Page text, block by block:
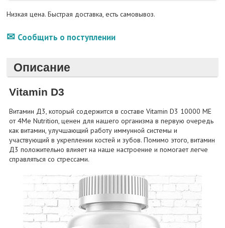
Низкая цена. Быстрая доставка, есть самовывоз.
Сообщить о поступлении
Описание
Vitamin D3
Витамин Д3, который содержится в составе Vitamin D3 10000 МЕ
от 4Me Nutrition, ценен для нашего организма в первую очередь
как витамин, улучшающий работу иммунной системы и
участвующий в укреплении костей и зубов. Помимо этого, витамин
Д3 положительно влияет на наше настроение и помогает легче
справляться со стрессами.